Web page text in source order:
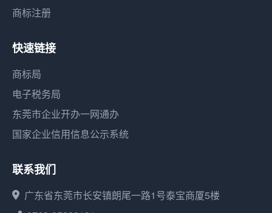
商标注册
快速链接
商标局
电子税务局
东莞市企业开办一网通办
国家企业信用信息公示系统
联系我们
广东省东莞市长安镇朗尾一路1号泰宝商厦5楼